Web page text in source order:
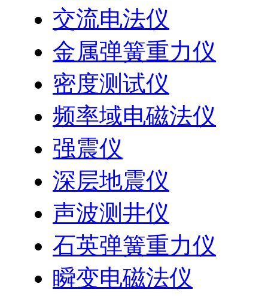
交流电法仪
金属弹簧重力仪
密度测试仪
频率域电磁法仪
强震仪
深层地震仪
声波测井仪
石英弹簧重力仪
瞬变电磁法仪